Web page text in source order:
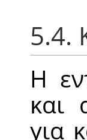
5.4.
Η
και
για